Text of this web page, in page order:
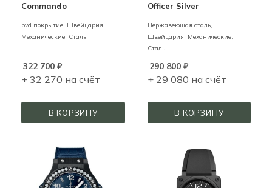
Commando
pvd покрытие, Швейцария,
Механические, Сталь
322 700 ₽
+ 32 270 на счёт
В КОРЗИНУ
Officer Silver
Нержавеющая сталь,
Швейцария,
Механические,
Сталь
290 800₽
+ 29 080 на счёт
В КОРЗИНУ